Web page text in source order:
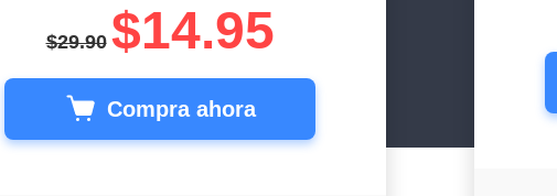
$29.90 $14.95
Compra ahora